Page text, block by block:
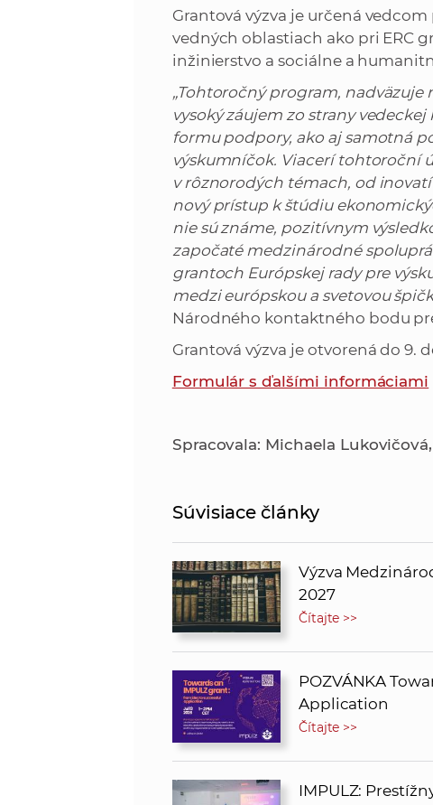
Grantová výzva je určená
vedných oblastiach ako pri ERC
inžinierstvo a sociálne a
„Tohtoročný program,
vysoký záujem zo strany
formu podpory, ako aj samotná
výskumníčok. Viacerí tohtoroční
v rôznorodých témach, od
nový prístup k štúdiu
nie sú známe, pozitívnym
započaté medzinárodné
grantoch Európskej rady pre
medzi európskou a svetovou
Národného kontaktného bodu
Grantová výzva je otvorená do 9.
Formulár s ďalšími informáciami
Spracovala: Michaela
Súvisiace články
Výzva
2027
Čítajte >>
POZVÁNKA
Application
Čítajte >>
IMPULZ: